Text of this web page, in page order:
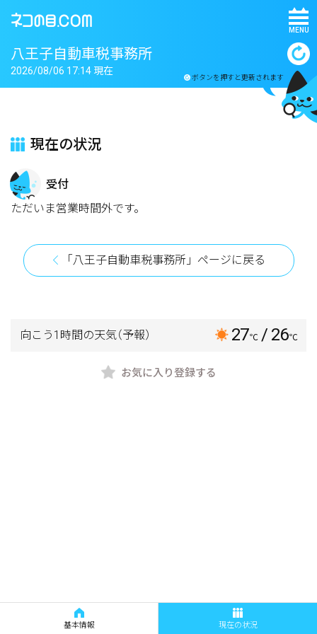
MENU
八王子自動車税事務所
ボタンを押すと更新されます
2026/08/06 17:14 現在
現在の状況
受付
ただいま営業時間外です。
「八王子自動車税事務所」ページに戻る
向こう1時間の天気（予報） 27℃ / 26℃
お気に入り登録する
基本情報 現在の状況